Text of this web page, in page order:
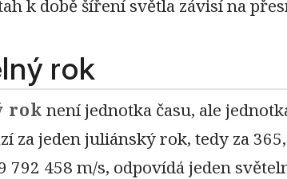
k době šíření světla závisí na
rok
rok není jednotka času, ale
za jeden juliánský rok, tedy za
792 458 m/s, odpovídá jeden